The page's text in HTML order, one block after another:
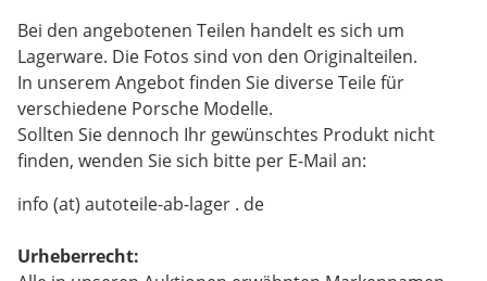
Bei den angebotenen Teilen handelt es sich um
Lagerware. Die Fotos sind von den Originalteilen.
In unserem Angebot finden Sie diverse Teile für
verschiedene Porsche Modelle.
Sollten Sie dennoch Ihr gewünschtes Produkt nicht
finden, wenden Sie sich bitte per E-Mail an:
info (at) autoteile-ab-lager . de
Urheberrecht: